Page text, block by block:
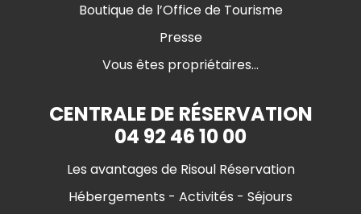
Boutique de l’Office de Tourisme
Presse
Vous êtes propriétaires...
CENTRALE DE RÉSERVATION
04 92 46 10 00
Les avantages de Risoul Réservation
Hébergements - Activités - Séjours